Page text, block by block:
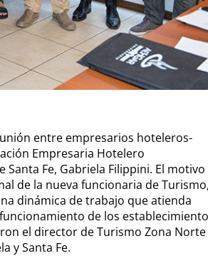
entre empresarios hoteleros-
Empresaria Hotelero
Fe, Gabriela Filippini. El motivo
de la nueva funcionaria de Turismo,
dinámica de trabajo que atienda
de los
el director de Turismo Zona Norte
y Santa Fe.